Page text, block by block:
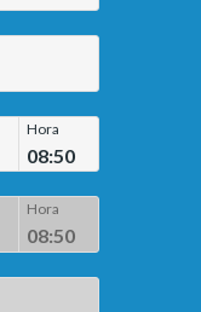
Hora
08:50
Hora
08:50